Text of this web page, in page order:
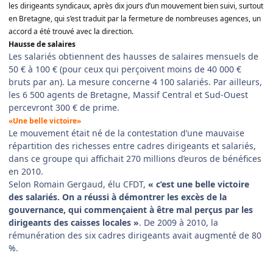
les dirigeants syndicaux, après dix jours d’un mouvement bien suivi, surtout
en Bretagne, qui s’est traduit par la fermeture de nombreuses agences, un
accord a été trouvé avec la direction.
Hausse de salaires
Les salariés obtiennent des hausses de salaires mensuels de
50 € à 100 € (pour ceux qui perçoivent moins de 40 000 €
bruts par an). La mesure concerne 4 100 salariés. Par ailleurs,
les 6 500 agents de Bretagne, Massif Central et Sud-Ouest
percevront 300 € de prime.
«Une belle victoire»
Le mouvement était né de la contestation d’une mauvaise
répartition des richesses entre cadres dirigeants et salariés,
dans ce groupe qui affichait 270 millions d’euros de bénéfices
en 2010.
Selon Romain Gergaud, élu CFDT, « c’est une belle victoire
des salariés. On a réussi à démontrer les excès de la
gouvernance, qui commençaient à être mal perçus par les
dirigeants des caisses locales ». De 2009 à 2010, la
rémunération des six cadres dirigeants avait augmenté de 80
%.